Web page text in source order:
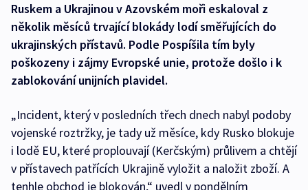
Ruskem a Ukrajinou v Azovském moři eskaloval z
několik měsíců trvající blokády lodí směřujících do
ukrajinských přístavů. Podle Pospíšila tím byly
poškozeny i zájmy Evropské unie, protože došlo i k
zablokování unijních plavidel.
„Incident, který v posledních třech dnech nabyl podoby
vojenské roztržky, je tady už měsíce, kdy Rusko blokuje
i lodě EU, které proplouvají (Kerčským) průlivem a chtějí
v přístavech patřících Ukrajině vyložit a naložit zboží. A
tenhle obchod je blokován,“ uvedl v pondělním